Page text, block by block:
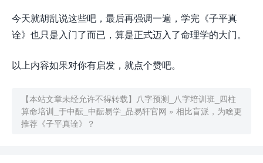
今天就胡乱说这些吧，最后再强调一遍，学完《子平真
诠》也只是入门了而已，算是正式迈入了命理学的大门。
以上内容如果对你有启发，就点个赞吧。
【本站文章未经允许不得转载】
八字预测_八字培训班_四柱
算命培训_于中酝_中酝易学_品易轩官网 » 相比盲派，为啥更
推荐《子平真诠》？